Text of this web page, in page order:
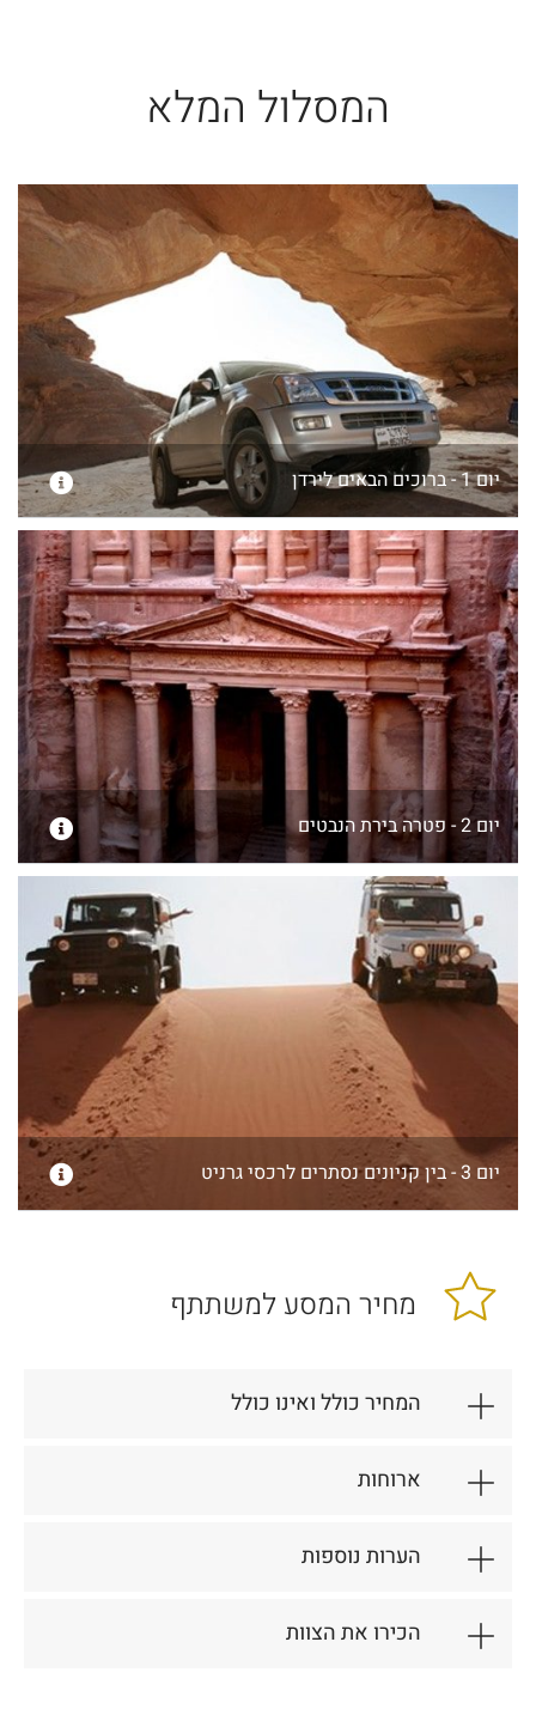
המסלול המלא
יום 1 - ברוכים הבאים לירדן
יום 2 - פטרה בירת הנבטים
יום 3 - בין קניונים נסתרים לרכסי גרניט
מחיר המסע למשתתף
המחיר כולל ואינו כולל
ארוחות
הערות נוספות
הכירו את הצוות